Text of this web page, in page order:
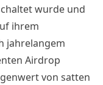
wurde und
ihrem
jahrelangem
Airdrop
von satten